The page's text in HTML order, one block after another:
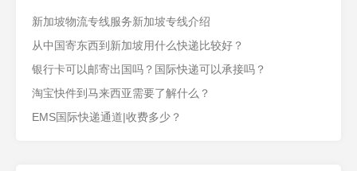
新加坡物流专线服务新加坡专线介绍
从中国寄东西到新加坡用什么快递比较好？
银行卡可以邮寄出国吗？国际快递可以承接吗？
淘宝快件到马来西亚需要了解什么？
EMS国际快递通道|收费多少？